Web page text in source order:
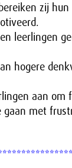
zij
leerlingen
van hogere
aan
gaan met